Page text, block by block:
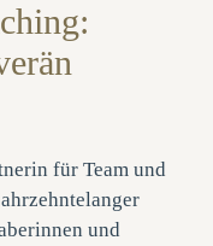
für Team und
und